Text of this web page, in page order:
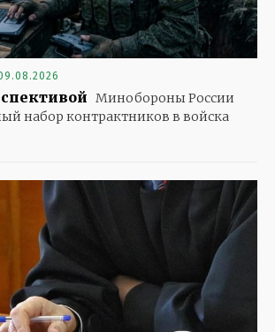
Минобороны России
набор контрактников в войска